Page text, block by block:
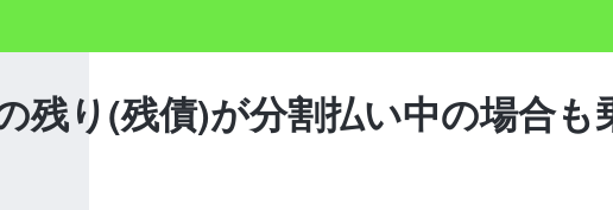
残り(残債)が分割払い中の場合も